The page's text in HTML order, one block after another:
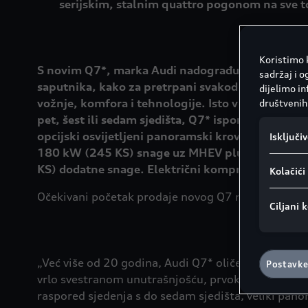
serijskim, stalnim quattro pogonom na sve
S novim Q7*, marka Audi nadograđuje izuzetno
saputnika, kako za pretrpani svakodnevni
vožnje, komfora i tehnologije. Isto vrijedi i za
pet, šest ili sedam sjedišta, Q7* isporučuje
opcijski osvijetljeni panoramski krov s
180 kW (245 KS) snage uz MHEV plus
KS) dodatne snage. Električni kompresor
Očekivani početak prodaje novog Q7 modela u
„Već više od 20 godina, Audi Q7* oličenje je
vrlo svestranom unutrašnjošću, prvoklasnim
raspored sjedenja s do sedam sjedišta, veliki
Koristimo
sadržaj i
dijelimo
Ciljani